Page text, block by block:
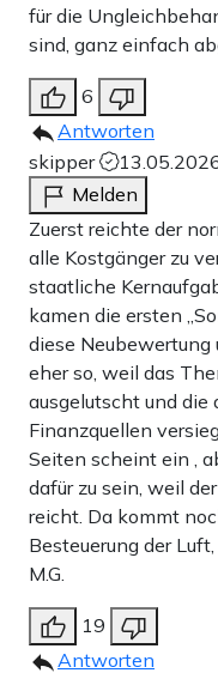
für die
sind, ganz einfach
6
Antworten
skipper
Melden
Zuerst reichte der
alle Kostgänger zu
staatliche
kamen die ersten
diese
eher so, weil das
ausgelutscht und die
Finanzquellen
Seiten scheint ein ,
dafür zu sein, weil
reicht. Da kommt
Besteuerung der
M.G.
19
Antworten